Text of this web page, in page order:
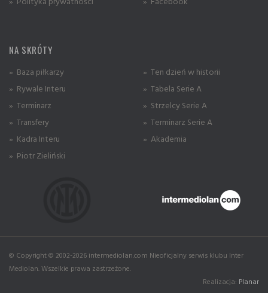
NA SKRÓTY
» Baza piłkarzy
» Rywale Interu
» Terminarz
» Transfery
» Kadra Interu
» Piotr Zieliński
» Ten dzień w historii
» Tabela Serie A
» Strzelcy Serie A
» Terminarz Serie A
» Akademia
© Copyright © 2002-2026 intermediolan.com Nieoficjalny serwis klubu Inter
Mediolan. Wszelkie prawa zastrzeżone.
Realizacja: Planar